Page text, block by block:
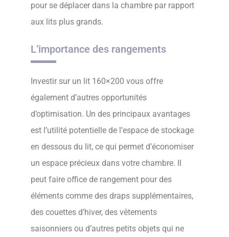
pour se déplacer dans la chambre par rapport
aux lits plus grands.
L’importance des rangements
Investir sur un lit 160×200 vous offre
également d’autres opportunités
d’optimisation. Un des principaux avantages
est l’utilité potentielle de l’espace de stockage
en dessous du lit, ce qui permet d’économiser
un espace précieux dans votre chambre. Il
peut faire office de rangement pour des
éléments comme des draps supplémentaires,
des couettes d’hiver, des vêtements
saisonniers ou d’autres petits objets qui ne